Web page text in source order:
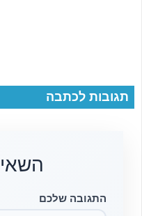
תגובות לכתבה
התגובה שלכם